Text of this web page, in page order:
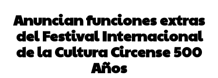
Anuncian funciones extras
del Festival Internacional
de la Cultura Circense 500
Años